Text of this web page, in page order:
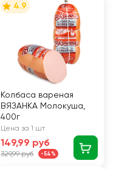
4.9
Колбаса вареная
ВЯЗАНКА Молокуша,
400г
Цена за 1 шт
149,99 руб
329,99 руб -54%